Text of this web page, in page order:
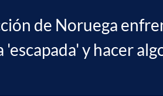
de Noruega
y hacer